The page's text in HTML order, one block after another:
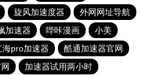
旋风加速度器
外网网址导航
加速器 哔咔漫画
小美
海pro加速器
酷通加速器官网
加速器试用两小时